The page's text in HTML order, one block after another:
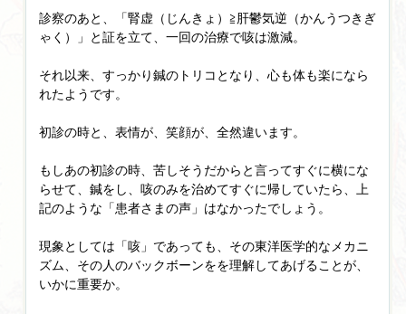
診察のあと、「腎虚（じんきょ）≧肝鬱気逆（かんうつきぎ
ゃく）」と証を立て、一回の治療で咳は激減。
それ以来、すっかり鍼のトリコとなり、心も体も楽になら
れたようです。
初診の時と、表情が、笑顔が、全然違います。
もしあの初診の時、苦しそうだからと言ってすぐに横にな
らせて、鍼をし、咳のみを治めてすぐに帰していたら、上
記のような「患者さまの声」はなかったでしょう。
現象としては「咳」であっても、その東洋医学的なメカニ
ズム、その人のバックボーンをを理解してあげることが、
いかに重要か。